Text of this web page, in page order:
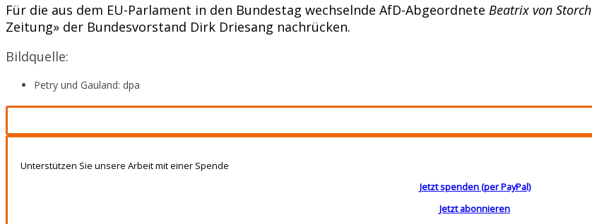
Für die aus dem EU-Parlament in den Bundestag wechselnde AfD-Abgeordnete Beatrix von Storch
Zeitung» der Bundesvorstand Dirk Driesang nachrücken.
Bildquelle:
Petry und Gauland: dpa
Unterstützen Sie unsere Arbeit mit einer Spende
Jetzt spenden (per PayPal)
Jetzt abonnieren